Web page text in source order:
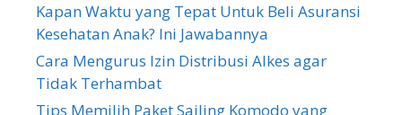
Kapan Waktu yang Tepat Untuk Beli Asuransi
Kesehatan Anak? Ini Jawabannya
Cara Mengurus Izin Distribusi Alkes agar
Tidak Terhambat
Tips Memilih Paket Sailing Komodo yang